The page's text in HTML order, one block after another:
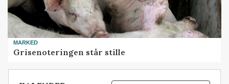
MARKED
Grisenoteringen står stille